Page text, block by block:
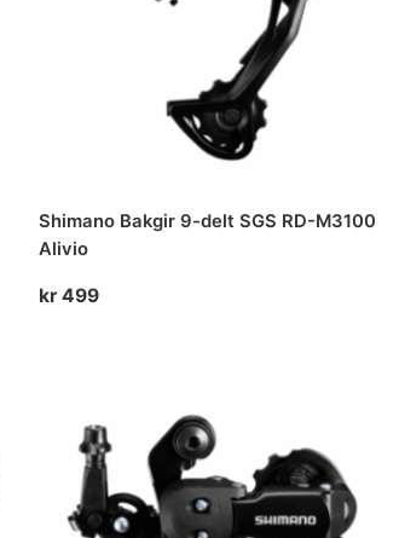
Shimano Bakgir 9-delt SGS RD-M3100
Alivio
kr499